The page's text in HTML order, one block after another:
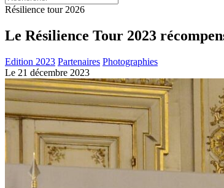
Résilience tour 2026
Le Résilience Tour 2023
Edition 2023 Partenaires Photographies
Le 21 décembre 2023